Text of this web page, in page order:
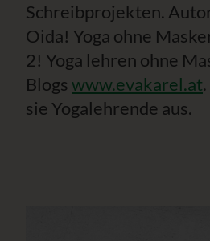
Schreibprojekten.
Oida! Yoga ohne
2! Yoga lehren ohne
Blogs www.evakarel.at
sie Yogalehrende aus.